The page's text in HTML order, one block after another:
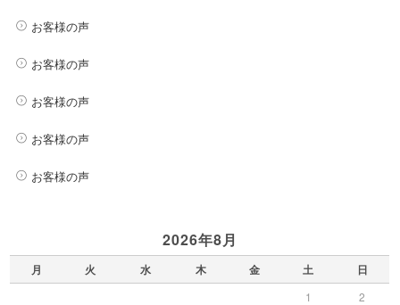
お客様の声
お客様の声
お客様の声
お客様の声
お客様の声
2026年8月
月 火 水 木 金 土 日
1
2